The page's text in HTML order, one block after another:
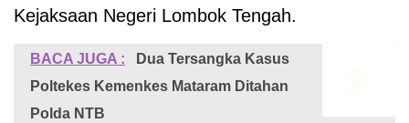
Kejaksaan Negeri Lombok Tengah.
BACA JUGA :
Dua Tersangka Kasus
Poltekes Kemenkes Mataram Ditahan
Polda NTB